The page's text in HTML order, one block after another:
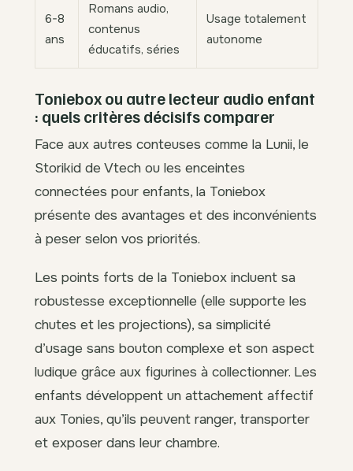
6-8
ans
Romans audio,
contenus
éducatifs, séries
Usage totalement
autonome
Toniebox ou autre lecteur audio enfant
: quels critères décisifs comparer
Face aux autres conteuses comme la Lunii, le
Storikid de Vtech ou les enceintes
connectées pour enfants, la Toniebox
présente des avantages et des inconvénients
à peser selon vos priorités.
Les points forts de la Toniebox incluent sa
robustesse exceptionnelle (elle supporte les
chutes et les projections), sa simplicité
d’usage sans bouton complexe et son aspect
ludique grâce aux figurines à collectionner. Les
enfants développent un attachement affectif
aux Tonies, qu’ils peuvent ranger, transporter
et exposer dans leur chambre.